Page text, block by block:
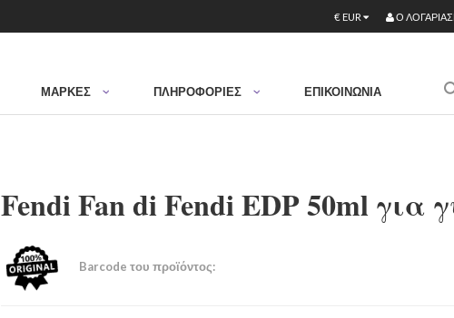
€ EUR Ο
ΜΆΡΚΕΣ ΠΛΗΡΟΦΟΡΙΕΣ ΕΠΙΚΟΙΝΩΝΊΑ
Fendi Fan di Fendi EDP 50ml για
Barcode του προϊόντος: